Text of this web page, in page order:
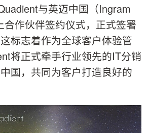
与英迈中国（Ingram
合作伙伴签约仪式，正式签署
标志着作为全球客户体验管
将正式牵手行业领先的IT分销
国，共同为客户打造良好的